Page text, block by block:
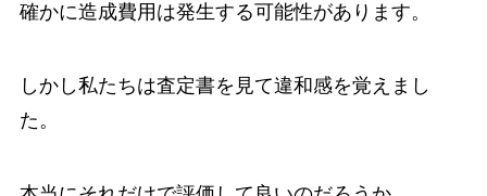
確かに造成費用は発生する可能性があります。
しかし私たちは査定書を見て違和感を覚えまし
た。